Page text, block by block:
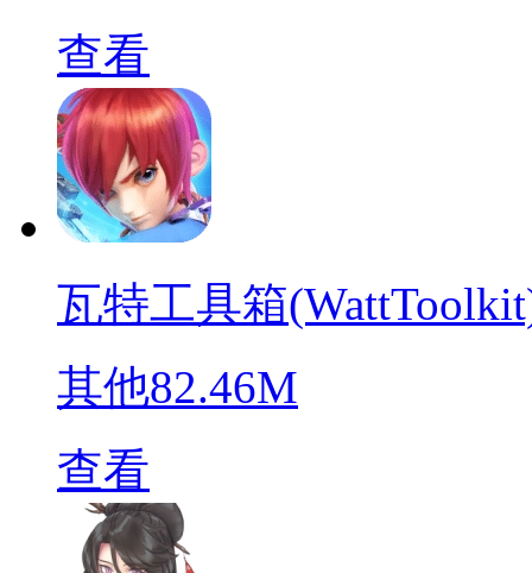
查看
瓦特工具箱
其他82.46M
查看